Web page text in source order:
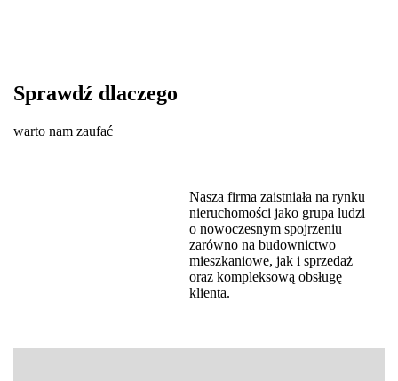
Sprawdź dlaczego
warto nam zaufać
Nasza firma zaistniała na rynku
nieruchomości jako grupa ludzi
o nowoczesnym spojrzeniu
zarówno na budownictwo
mieszkaniowe, jak i sprzedaż
oraz kompleksową obsługę
klienta.